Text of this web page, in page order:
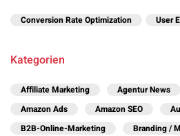
Conversion Rate Optimization User
Kategorien
Affiliate Marketing Agentur News
Amazon Ads
Amazon SEO
B2B-Online-Marketing
Branding /